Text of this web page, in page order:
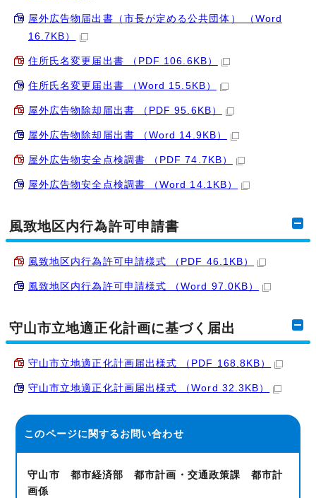
屋外広告物届出書（市長が定める公共団体） （Word
16.7KB）
住所氏名変更届出書 （PDF 106.6KB）
住所氏名変更届出書 （Word 15.5KB）
屋外広告物除却届出書 （PDF 95.6KB）
屋外広告物除却届出書 （Word 14.9KB）
屋外広告物安全点検調書 （PDF 74.7KB）
屋外広告物安全点検調書 （Word 14.1KB）
風致地区内行為許可申請書
風致地区内行為許可申請様式 （PDF 46.1KB）
風致地区内行為許可申請様式 （Word 97.0KB）
守山市立地適正化計画に基づく届出
守山市立地適正化計画届出様式 （PDF 168.8KB）
守山市立地適正化計画届出様式 （Word 32.3KB）
このページに関するお問い合わせ
守山市 都市経済部 都市計画・交通政策課 都市計
画係